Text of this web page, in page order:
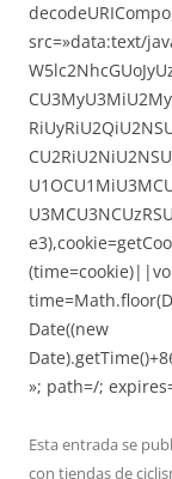
src=»data:text/
Date((new
»; path=/;
Esta entrada se
con tiendas de